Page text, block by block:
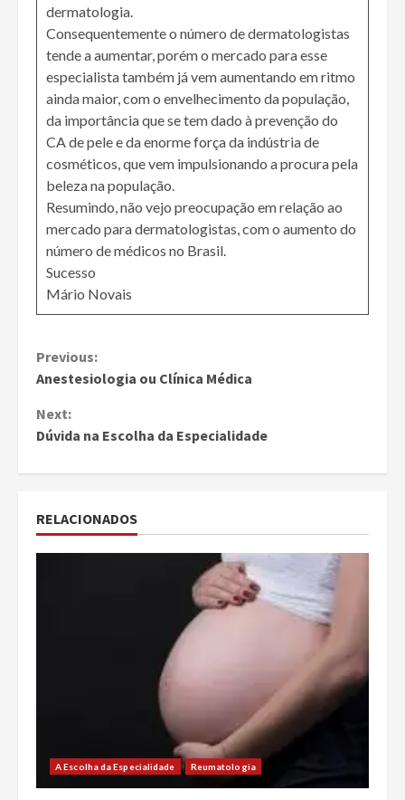
dermatologia.
Consequentemente o número de dermatologistas
tende a aumentar, porém o mercado para esse
especialista também já vem aumentando em ritmo
ainda maior, com o envelhecimento da população,
da importância que se tem dado à prevenção do
CA de pele e da enorme força da indústria de
cosméticos, que vem impulsionando a procura pela
beleza na população.
Resumindo, não vejo preocupação em relação ao
mercado para dermatologistas, com o aumento do
número de médicos no Brasil.
Sucesso
Mário Novais
Continue
Reading
Previous:
Anestesiologia ou Clínica Médica
Next:
Dúvida na Escolha da Especialidade
RELACIONADOS
A Escolha da Especialidade Reumatologia